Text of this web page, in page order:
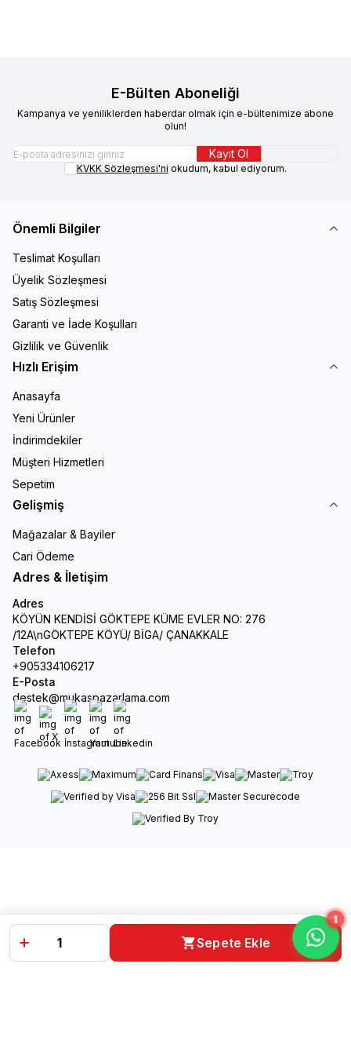
1
Sepete Ekle
E-Bülten Aboneliği
Kampanya ve yeniliklerden haberdar olmak için e-bültenimize abone
olun!
Kayıt Ol
KVKK Sözleşmesi'ni okudum, kabul ediyorum.
Önemli Bilgiler
Teslimat Koşulları
Üyelik Sözleşmesi
Satış Sözleşmesi
Garanti ve İade Koşulları
Gizlilik ve Güvenlik
Hızlı Erişim
Anasayfa
Yeni Ürünler
İndirimdekiler
Müşteri Hizmetleri
Sepetim
Gelişmiş
Mağazalar & Bayiler
Cari Ödeme
Adres & İletişim
Adres
KÖYÜN KENDİSİ GÖKTEPE KÜME EVLER NO: 276
/12A\nGÖKTEPE KÖYÜ/ BİGA/ ÇANAKKALE
Telefon
+905334106217
E-Posta
destek@mukaspazarlama.com
Facebook
X İnstagram
Youtube